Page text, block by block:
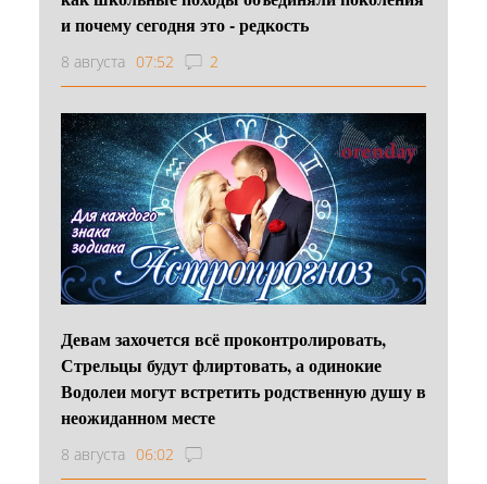
и почему сегодня это - редкость
8 августа 07:52 2
Девам захочется всё проконтролировать,
Стрельцы будут флиртовать, а одинокие
Водолеи могут встретить родственную душу в
неожиданном месте
8 августа 06:02